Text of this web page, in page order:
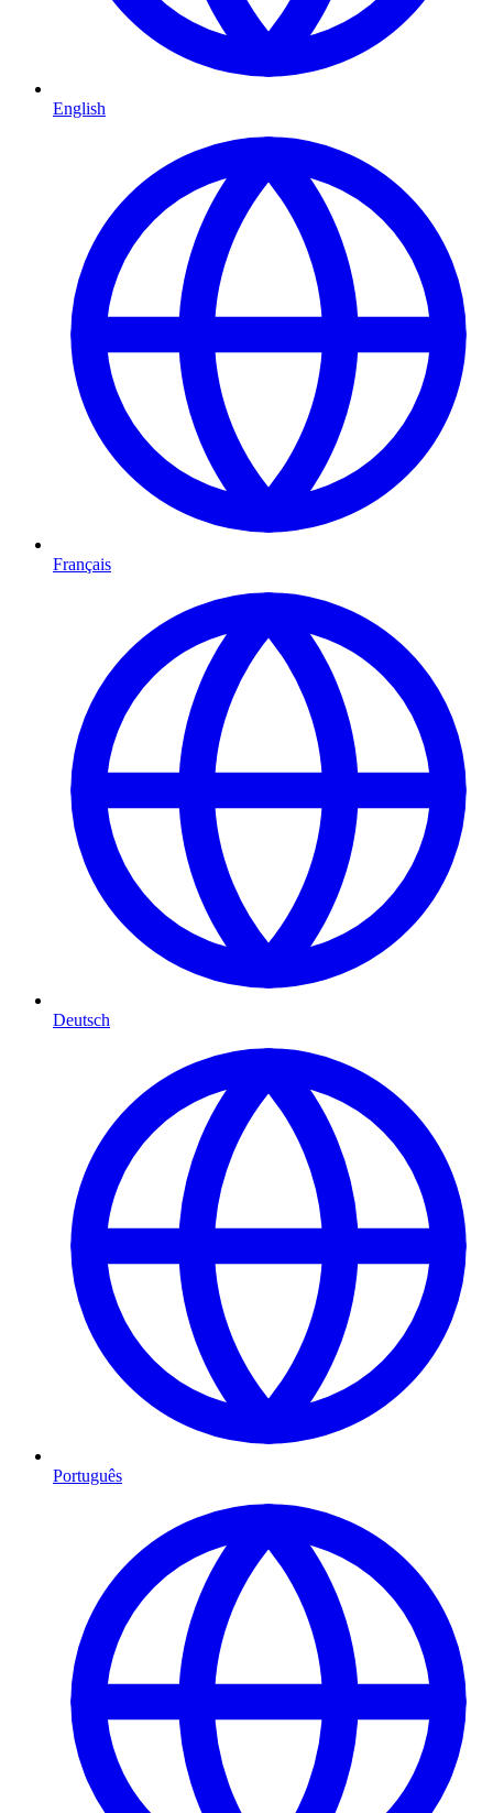
English
Français
Deutsch
Português